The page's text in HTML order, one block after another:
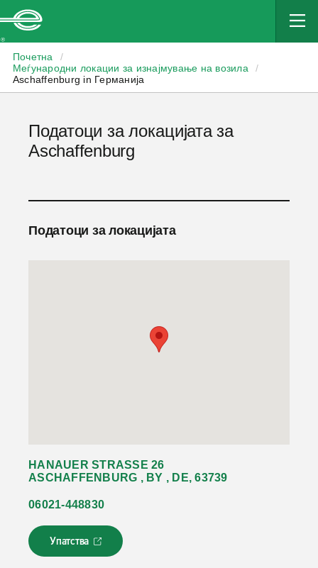
Почетна
/
Меѓународни локации за изнајмување на возила
/
Aschaffenburg in Германија
Податоци за локацијата за
Aschaffenburg
Податоци за локацијата
HANAUER STRASSE 26
ASCHAFFENBURG , BY , DE, 63739
06021-448830
Упатства
Л
и